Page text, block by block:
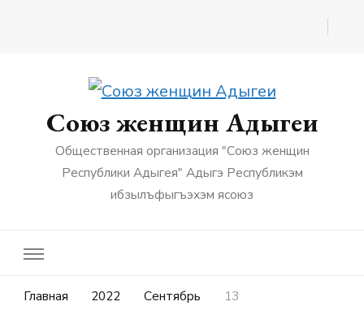
Союз женщин Адыгеи
Общественная организация "Союз женщин
Республики Адыгея" Адыгэ Республикэм
ибзылъфыгъэхэм ясоюз
Главная 2022 Сентябрь 13